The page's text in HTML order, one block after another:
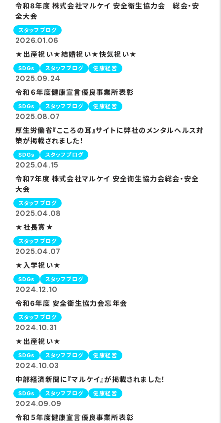
令和8年度 株式会社マルケイ 安全衛生協力会 総会・安
全大会
2026.01.06
スタッフブログ
★出産祝い★結婚祝い★快気祝い★
2025.09.24
SDGs スタッフブログ 健康経営
令和６年度健康宣言優良事業所表彰
2025.08.07
SDGs スタッフブログ 健康経営
厚生労働省『こころの耳』サイトに弊社のメンタルヘルス対
策が掲載されました！
2025.04.15
SDGs スタッフブログ
令和7年度 株式会社マルケイ 安全衛生協力会総会・安全
大会
2025.04.08
スタッフブログ
★社長賞★
2025.04.07
スタッフブログ
★入学祝い★
2024.12.10
SDGs スタッフブログ
令和6年度 安全衛生協力会忘年会
2024.10.31
スタッフブログ
★出産祝い★
2024.10.03
SDGs スタッフブログ 健康経営
中部経済新聞に『マルケイ』が掲載されました！
2024.09.09
SDGs スタッフブログ 健康経営
令和５年度健康宣言優良事業所表彰